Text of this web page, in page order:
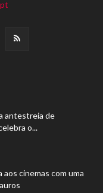
antestreia de
o...
cinemas com uma